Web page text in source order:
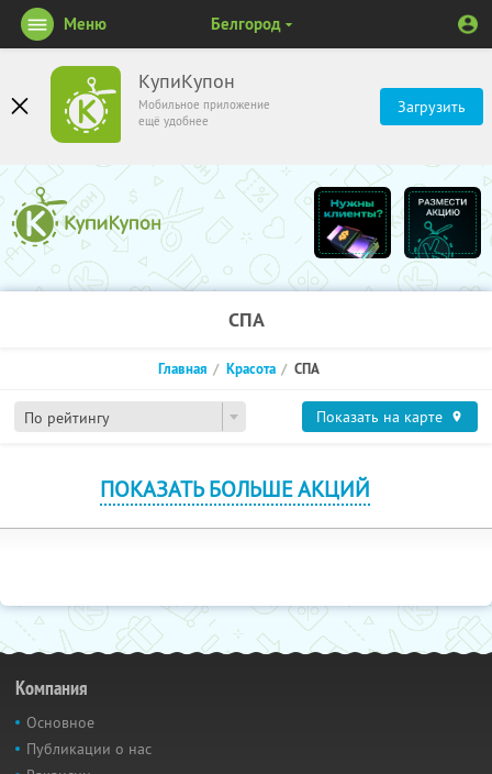
КупиКупон
Мобильное приложение
ещё удобнее
Загрузить
Меню Белгород
СПА
По рейтингу
Главная Красота СПА
Показать на карте
ПОКАЗАТЬ БОЛЬШЕ АКЦИЙ
Компания
Основное
Публикации о нас